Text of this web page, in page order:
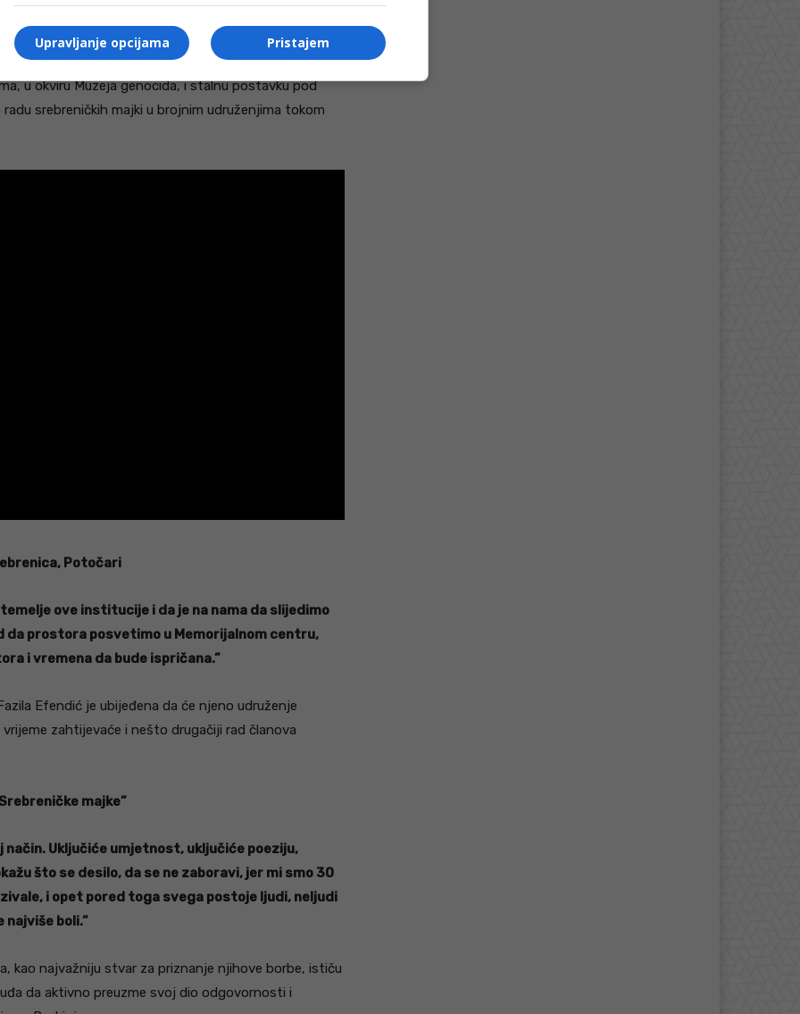
mogu da čuvaju uspomenu na onu borbu i da
odu sa ovog svijeta.”
u okviru Muzeja genocida, i stalnu postavku pod
srebreničkih majki u brojnim udruženjima tokom
Potočari
ove institucije i da je na nama da slijedimo
da prostora posvetimo u Memorijalnom centru,
i vremena da bude ispričana.”
Efendić je ubijeđena da će njeno udruženje
zahtijevaće i nešto drugačiji rad članova
majke”
način. Uključiće umjetnost, uključiće poeziju,
što se desilo, da se ne zaboravi, jer mi smo 30
i opet pored toga svega postoje ljudi, neljudi
najviše boli.”
kao najvažniju stvar za priznanje njihove borbe, ističu
da aktivno preuzme svoj dio odgovornosti i
Pristajem
Upravljanje opcijama